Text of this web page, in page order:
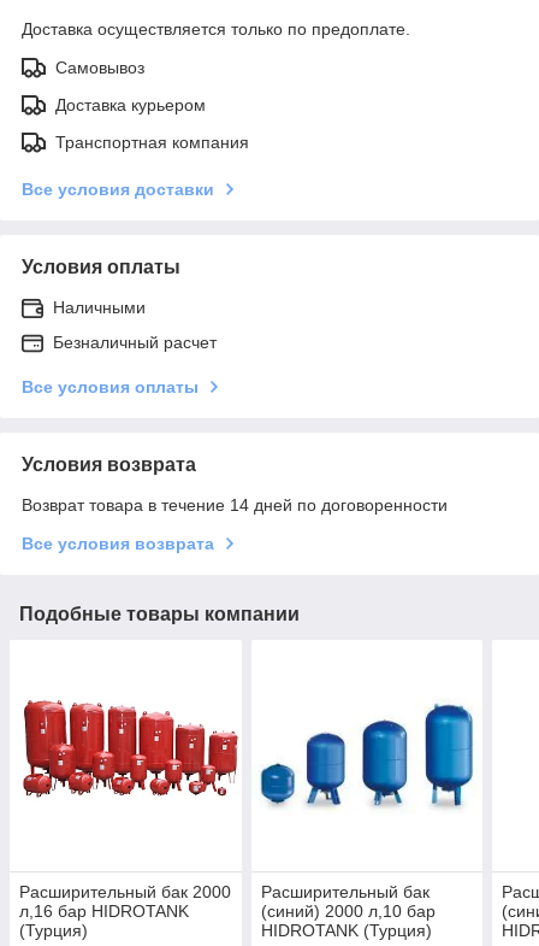
Доставка осуществляется только по предоплате.
Самовывоз
Доставка курьером
Транспортная компания
Все условия доставки
Условия оплаты
Наличными
Безналичный расчет
Все условия оплаты
Условия возврата
Возврат товара в течение 14 дней по договоренности
Все условия возврата
Подобные товары компании
Расширительный бак 2000
л,16 бар HIDROTANK
(Турция)
Расширительный бак
(синий) 2000 л,10 бар
HIDROTANK (Турция)